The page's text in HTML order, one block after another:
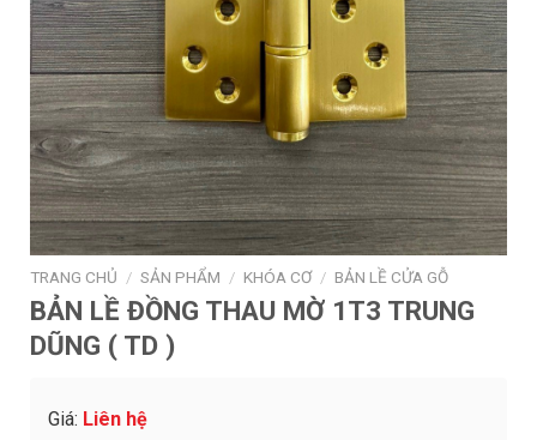
TRANG CHỦ / SẢN PHẨM / KHÓA CƠ / BẢN LỀ CỬA GỖ
BẢN LỀ ĐỒNG THAU MỜ 1T3 TRUNG
DŨNG ( TD )
Giá: Liên hệ